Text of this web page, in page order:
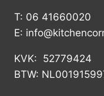
T: 06 41660020
E:
KVK: 52779424
BTW: